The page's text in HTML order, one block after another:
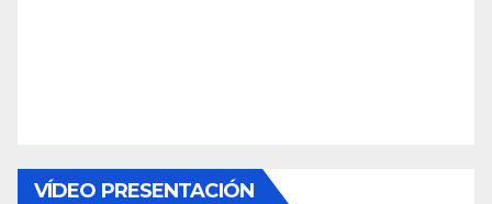
VÍDEO PRESENTACIÓN